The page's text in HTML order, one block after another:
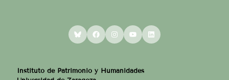
BlueskyFacebookInstagram
YouTubeLinkedIn
Instituto de Patrimonio y Humanidades